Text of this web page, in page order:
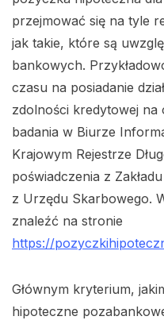
przejmować się na tyle
jak takie, które są
bankowych.
czasu na posiadanie
zdolności kredytowej na
badania w Biurze
Krajowym Rejestrze
poświadczenia z
z Urzędu Skarbowego.
znaleźć na stronie
https://
Głównym kryterium,
hipoteczne